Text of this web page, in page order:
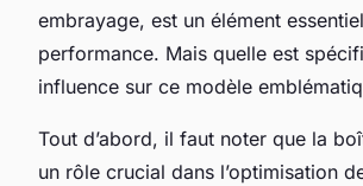
embrayage, est un élément
performance. Mais quelle est
influence sur ce modèle
Tout d’abord, il faut noter que la
un rôle crucial dans l’optimisation